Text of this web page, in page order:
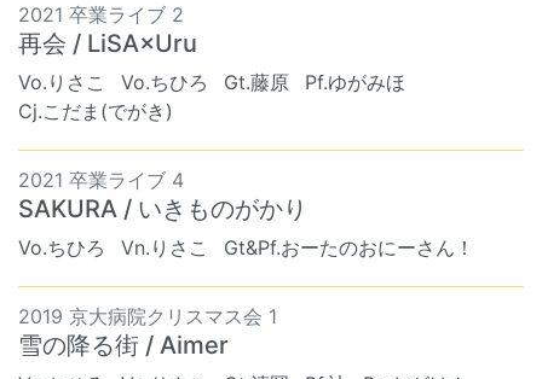
2021 卒業ライブ 2
再会 / LiSA×Uru
Vo.りさこ Vo.ちひろ Gt.藤原
Pf.ゆがみほ
Cj.こだま(でがき)
2021 卒業ライブ 4
SAKURA / いきものがかり
Vo.ちひろ Vn.りさこ Gt&Pf.おーたのおにーさん！
2019 京大病院クリスマス会 1
雪の降る街 / Aimer